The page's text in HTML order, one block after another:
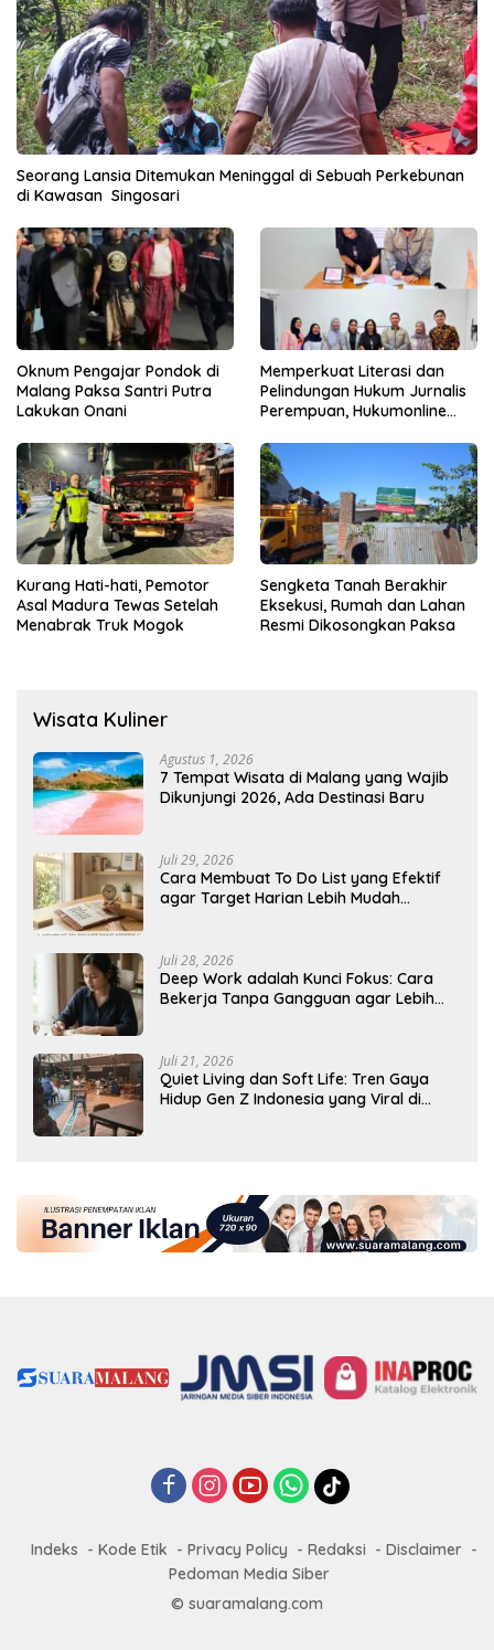
Seorang Lansia Ditemukan Meninggal di Sebuah Perkebunan
di Kawasan Singosari
Oknum Pengajar Pondok di
Malang Paksa Santri Putra
Lakukan Onani
Memperkuat Literasi dan
Pelindungan Hukum Jurnalis
Perempuan, Hukumonline
Gratis
Kurang Hati-hati, Pemotor
Asal Madura Tewas Setelah
Menabrak Truk Mogok
Sengketa Tanah Berakhir
Eksekusi, Rumah dan Lahan
Resmi Dikosongkan Paksa
Wisata Kuliner
Agustus 1, 2026
7 Tempat Wisata di Malang yang Wajib
Dikunjungi 2026, Ada Destinasi Baru
Juli 29, 2026
Cara Membuat To Do List yang Efektif
agar Target Harian Lebih Mudah
Juli 28, 2026
Deep Work adalah Kunci Fokus: Cara
Bekerja Tanpa Gangguan agar Lebih
Juli 21, 2026
Quiet Living dan Soft Life: Tren Gaya
Hidup Gen Z Indonesia yang Viral di
Indeks Kode Etik Privacy Policy Redaksi
Disclaimer
Pedoman Media Siber
© suaramalang.com